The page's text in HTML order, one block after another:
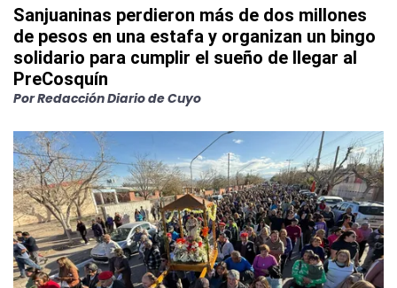
Sanjuaninas perdieron más de dos millones
de pesos en una estafa y organizan un bingo
solidario para cumplir el sueño de llegar al
PreCosquín
PorRedacción Diario de Cuyo